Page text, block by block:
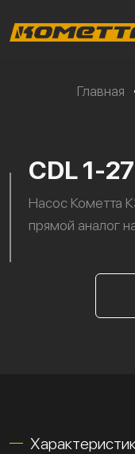
Главная
CDL 1-27
Насос Кометта
прямой аналог